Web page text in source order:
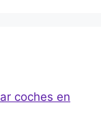
coches en